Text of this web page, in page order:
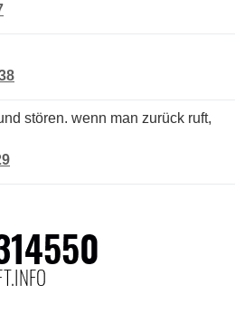
stören. wenn man zurück ruft,